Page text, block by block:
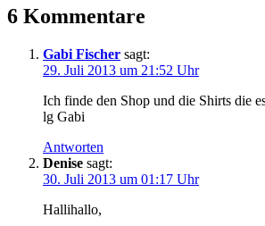
6 Kommentare
Gabi Fischer sagt:
29. Juli 2013 um 21:52 Uhr
Ich finde den Shop und die Shirts die
lg Gabi
Antworten
Denise sagt:
30. Juli 2013 um 01:17 Uhr
Hallihallo,